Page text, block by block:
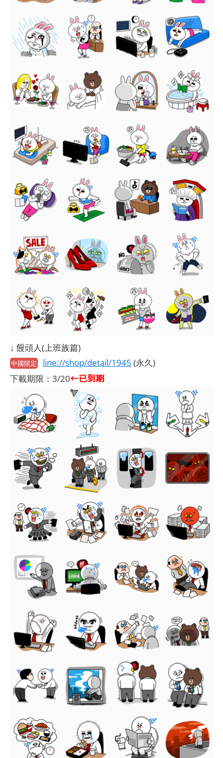
↓ 饅頭人(上班族篇)
中國限定 line://shop/detail/1945 (永久)
下載期限：3/20←已到期